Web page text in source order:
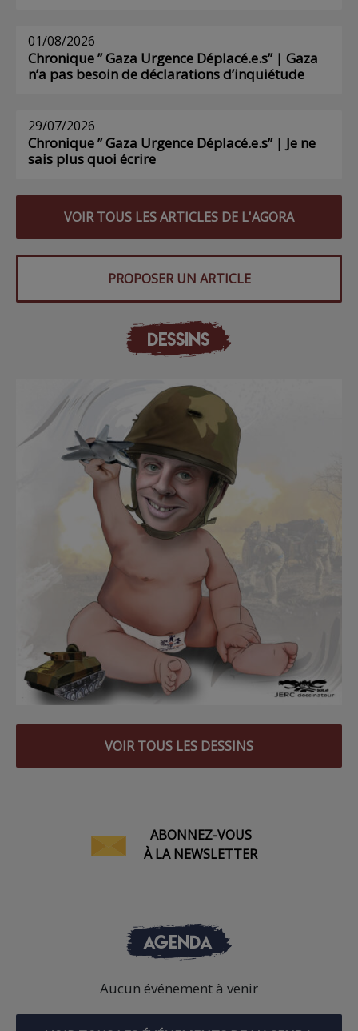
01/08/2026
Chronique ” Gaza Urgence Déplacé.e.s” | Gaza
n’a pas besoin de déclarations d’inquiétude
29/07/2026
Chronique ” Gaza Urgence Déplacé.e.s” | Je ne
sais plus quoi écrire
VOIR TOUS LES ARTICLES DE L'AGORA
PROPOSER UN ARTICLE
DESSINS
VOIR TOUS LES DESSINS
ABONNEZ-VOUS
À LA NEWSLETTER
AGENDA
Aucun événement à venir